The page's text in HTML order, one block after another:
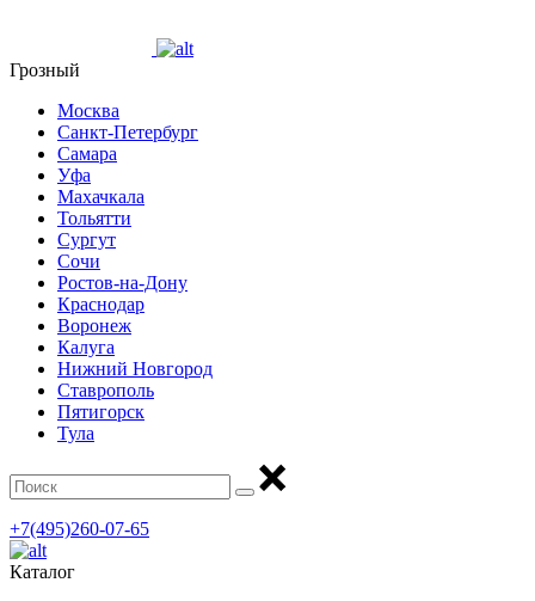
Грозный
Москва
Санкт-Петербург
Самара
Уфа
Махачкала
Тольятти
Сургут
Сочи
Ростов-на-Дону
Краснодар
Воронеж
Калуга
Нижний Новгород
Ставрополь
Пятигорск
Тула
+7(495)260-07-65
Каталог